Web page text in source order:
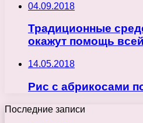
04.09.2018
Традиционные
окажут помощь
14.05.2018
Рис с абрикосами
Последние записи